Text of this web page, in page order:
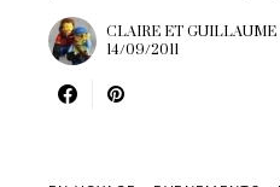
CLAIRE ET GUILLAUME
14/09/2011